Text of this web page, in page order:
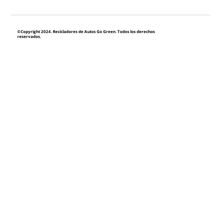
©Copyright 2024. Recicladores de Autos Go Green. Todos los derechos
reservados.